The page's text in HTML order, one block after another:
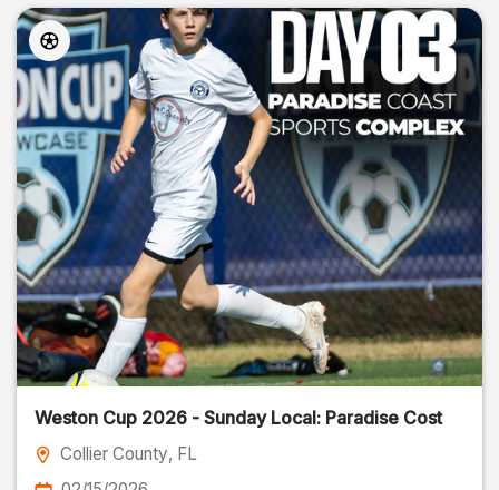
Weston Cup 2026 - Sunday Local: Paradise Cost
Collier County, FL